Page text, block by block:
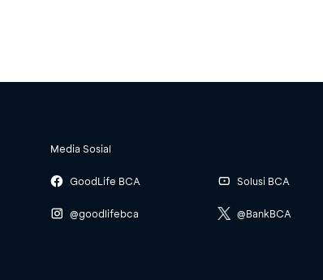
Media Sosial
GoodLife BCA
@goodlifebca
Solusi BCA
@BankBCA